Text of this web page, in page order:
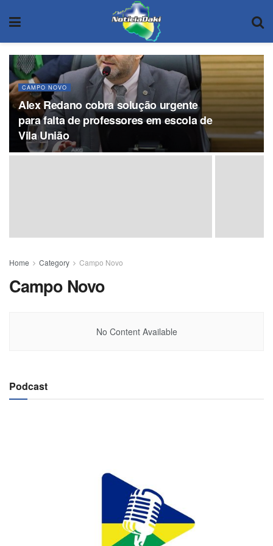
CAMPO NOVO
Alex Redano cobra solução urgente
para falta de professores em escola de
Vila União
Home Category Campo Novo
Campo Novo
No Content Available
Podcast